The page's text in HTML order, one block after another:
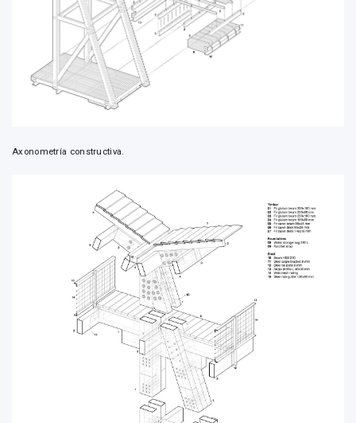
Axonometría constructiva.